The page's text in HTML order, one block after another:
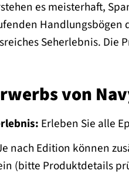
es meisterhaft,
Seherlebnis. Die
von
Erleben Sie alle
nach Edition können
(bitte Produktdetails